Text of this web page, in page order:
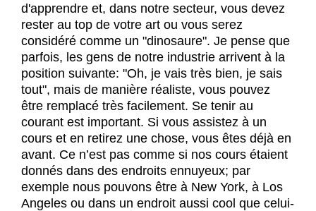
d'apprendre et, dans notre secteur, vous devez
rester au top de votre art ou vous serez
considéré comme un "dinosaure". Je pense que
parfois, les gens de notre industrie arrivent à la
position suivante: "Oh, je vais très bien, je sais
tout", mais de manière réaliste, vous pouvez
être remplacé très facilement. Se tenir au
courant est important. Si vous assistez à un
cours et en retirez une chose, vous êtes déjà en
avant. Ce n’est pas comme si nos cours étaient
donnés dans des endroits ennuyeux; par
exemple nous pouvons être à New York, à Los
Angeles ou dans un endroit aussi cool que celui-